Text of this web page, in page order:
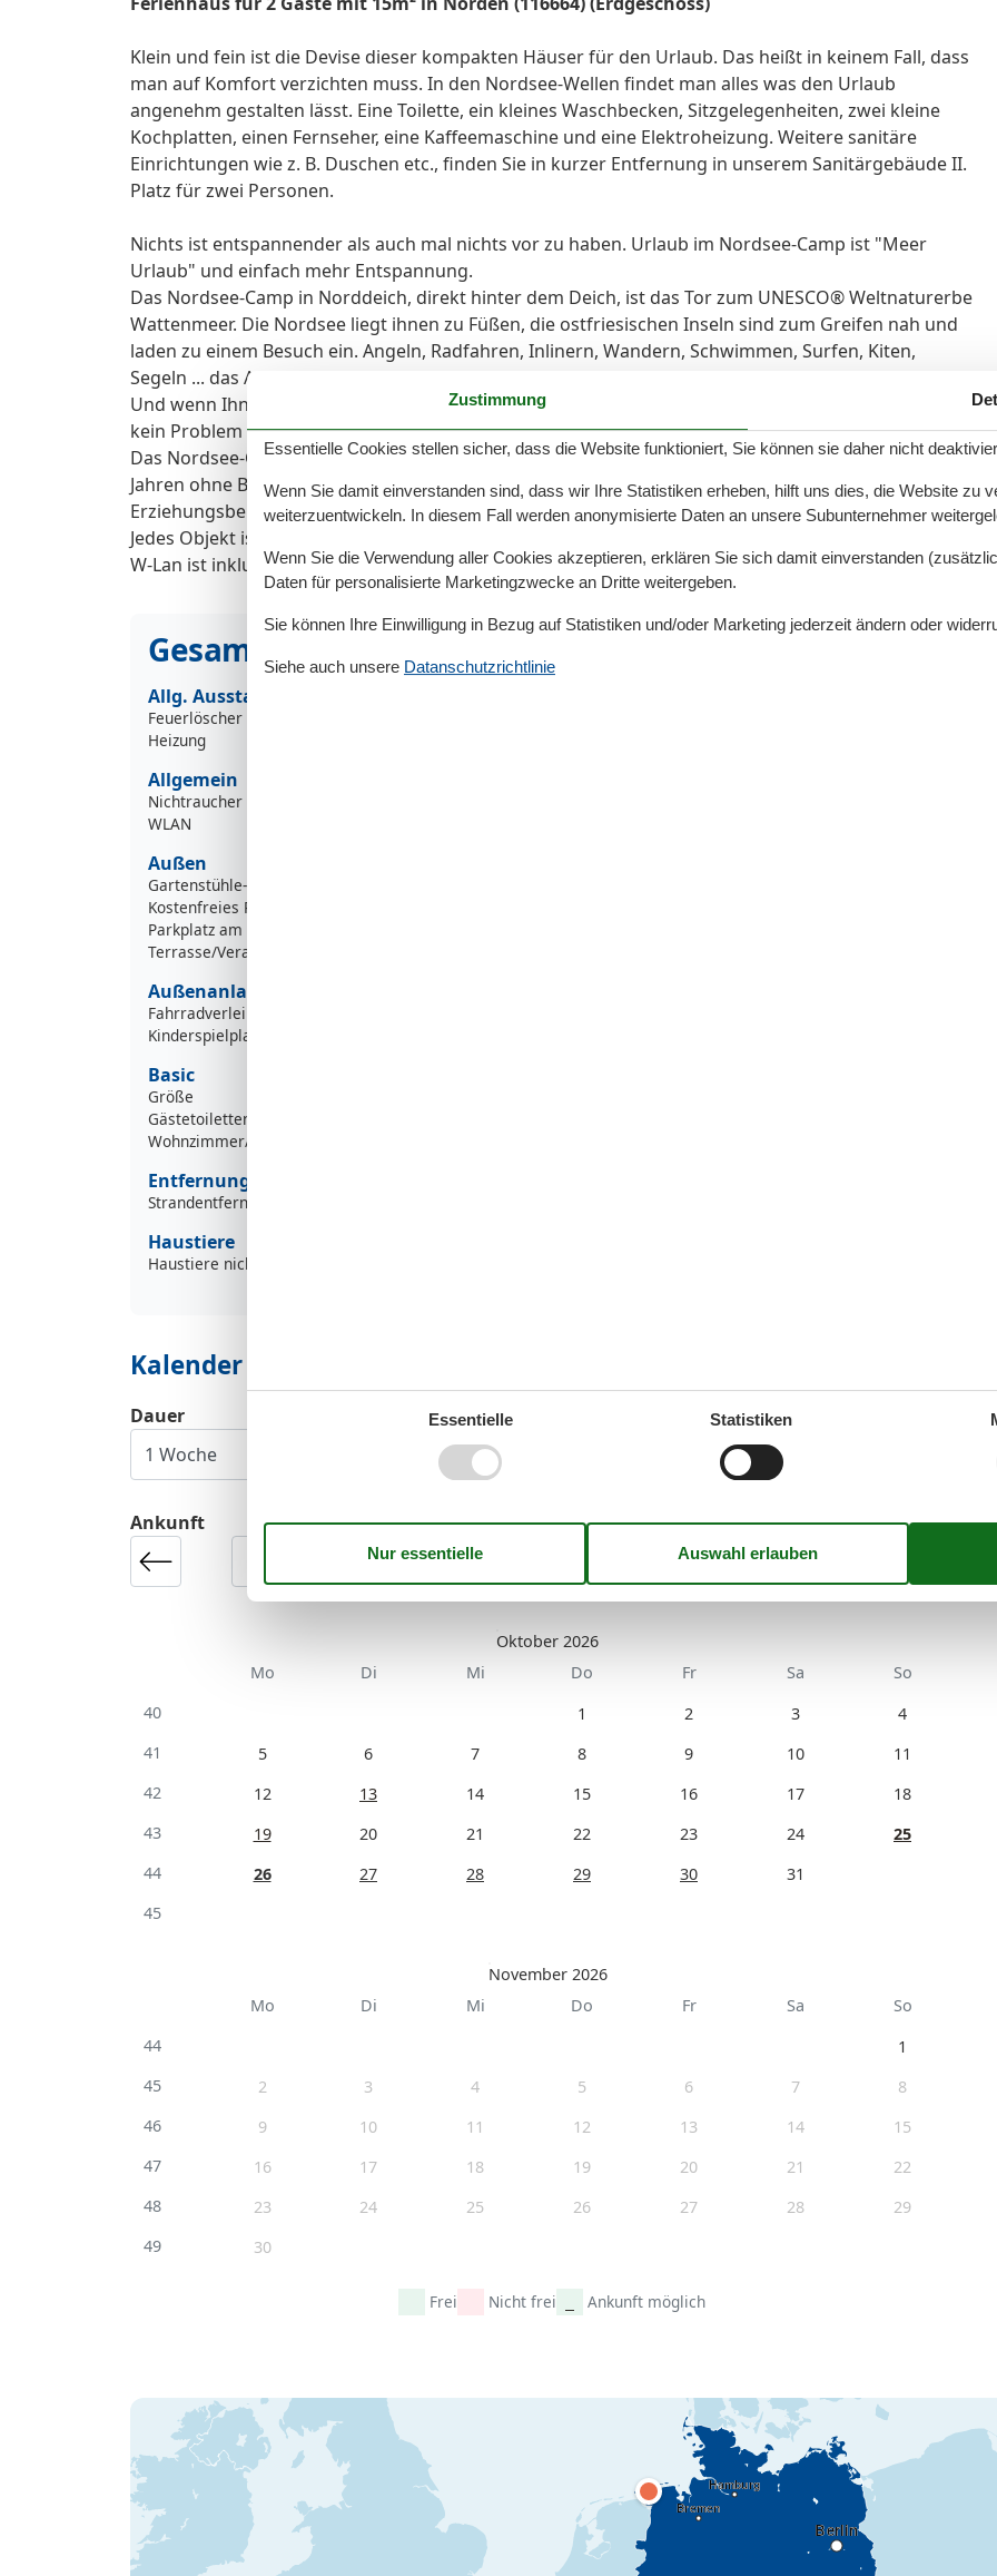
Klein und fein ist die Devise dieser kompakten Häuser für den Urlaub. Das heißt in keinem Fall, dass
man auf Komfort verzichten muss. In den Nordsee-Wellen findet man alles was den Urlaub
angenehm gestalten lässt. Eine Toilette, ein kleines Waschbecken, Sitzgelegenheiten, zwei kleine
Kochplatten, einen Fernseher, eine Kaffeemaschine und eine Elektroheizung. Weitere sanitäre
Einrichtungen wie z. B. Duschen etc., finden Sie in kurzer Entfernung in unserem Sanitärgebäude II.
Platz für zwei Personen.
Nichts ist entspannender als auch mal nichts vor zu haben. Urlaub im Nordsee-Camp ist "Meer
Urlaub" und einfach mehr Entspannung.
Das Nordsee-Camp in Norddeich, direkt hinter dem Deich, ist das Tor zum UNESCO® Weltnaturerbe
Wattenmeer. Die Nordsee liegt ihnen zu Füßen, die ostfriesischen Inseln sind zum Greifen nah und
laden zu einem Besuch ein. Angeln, Radfahren, Inlinern, Wandern, Schwimmen, Surfen, Kiten,
Segeln ... das Angebot an Freizeitaktivitäten in Norddeich ist unerschöpflich.
Und wenn Ihnen zwischendurch einmal der Sinn nach einem Ausflug in die Stadt steht, ist das auch
kein Problem - unabhängig von den Tiden erreichen Sie von hier bequem mehrere Einkaufsstädte.
Das Nordsee-Camp Norddeich ist eine Familien- und Erholungseinrichtung. Personen unter 18
Jahren ohne Begleitung der Erziehungsberechtigten werden nicht aufgenommen. Als
Erziehungsberechtigt gelten ausschließlich die Eltern oder Großeltern der minderjährigen Person.
Jedes Objekt ist nur mit der maximal vorgesehenen Personenanzahl zu belegen.
W-Lan ist inklusive
Gesamte Ausstattung
Allg. Ausstattung
Feuerlöscher
Heizung
Allgemein
Nichtraucher
WLAN
Außen
Gartenstühle-/liegen
Kostenfreies Parken
Parkplatz am Objekt
Terrasse/Veranda
Außenanlage
Fahrradverleih
Kinderspielplatz
Basic
Größe
Gästetoiletten
Wohnzimmer/Schlafzimmer
Entfernung
Strandentfernung >500m
Haustiere
Haustiere nicht erlaubt
Kalender
Ankunft
Oktober 2026
Mo
Di Mi Do Fr Sa
So
40
1 2 3
4
41
5 6 7 8 9 10
11
42
12 13 14 15 16 17
18
43
19 20 21 22 23 24
25
44
26 27 28 29 30
31
45
November 2026
Mo
Di Mi Do Fr Sa
So
44
1
45
2 3 4 5 6 7
8
46
9 10 11 12 13 14
15
47
16 17 18 19 20 21
22
48
23 24 25 26 27 28
29
49
30
Frei Nicht frei Ankunft möglich
Dauer
Zustimmung
Essentielle Cookies stellen sicher, dass die Website funktioniert, Sie können sie daher nicht
Wenn Sie damit einverstanden sind, dass wir Ihre Statistiken erheben, hilft uns dies, die Website zu
weiterzuentwickeln. In diesem Fall werden anonymisierte Daten an unsere Subunternehmer
Wenn Sie die Verwendung aller Cookies akzeptieren, erklären Sie sich damit einverstanden
Daten für personalisierte Marketingzwecke an Dritte weitergeben.
Sie können Ihre Einwilligung in Bezug auf Statistiken und/oder Marketing jederzeit ändern oder
Siehe auch unsere Datanschutzrichtlinie
Essentielle Statistiken